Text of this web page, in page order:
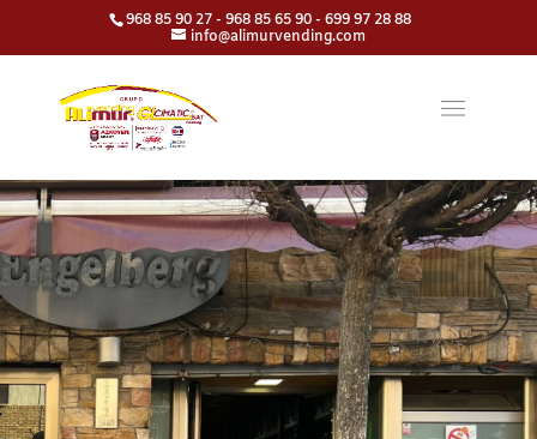
968 85 90 27 - 968 85 65 90 - 699 97 28 88
info@alimurvending.com